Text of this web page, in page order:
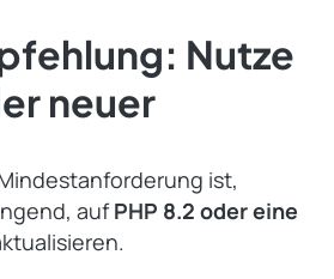
Nutze
neuer
ist,
aufPHP 8.2 oder eine